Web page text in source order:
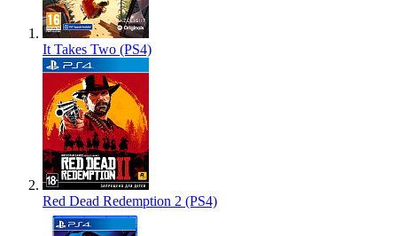
It Takes Two (PS4)
Red Dead Redemption 2 (PS4)